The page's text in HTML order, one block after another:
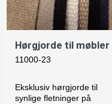
Hørgjorde til møbler
11000-23
Eksklusiv hørgjorde til
synlige fletninger på